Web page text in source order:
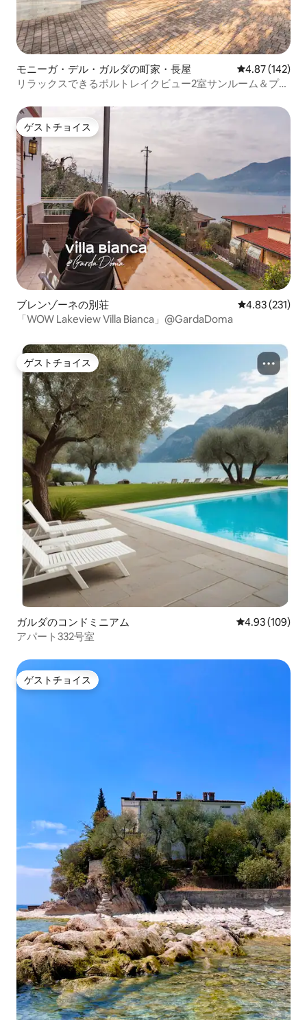
モニーガ・デル・ガルダの町家・長屋 レビュー142
4.87 (142)
リラックスできるポルトレイクビュー2室サンルーム＆プー
ゲストチョイス
ゲストチョイス
ブレンゾーネの別荘 レビュー231
4.83 (231)
「WOW Lakeview Villa Bianca」@GardaDoma
ゲストチョイス
ゲストチョイス
ガルダのコンドミニアム レビュー109
4.93 (109)
アパート332号室
ゲストチョイス
ゲストチョイス